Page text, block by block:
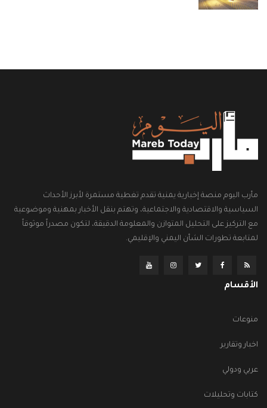
مأرب اليوم منصة إخبارية يمنية تقدم تغطية مستمرة لأبرز الأحداث
السياسية والاقتصادية والاجتماعية، وتهتم بنقل الأخبار بمهنية وموضوعية
مع التركيز على التحليل المتوازن والمعلومة الدقيقة، لتكون مصدراً موثوقاً
لمتابعة تطورات الشأن اليمني والإقليمي.
الأقسام
منوعات
اخبار وتقارير
عربي ودولي
كتابات وتحليلات